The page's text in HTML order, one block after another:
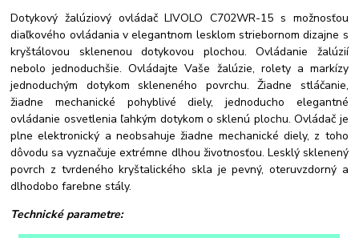
Dotykový žalúziový ovládač LIVOLO C702WR-15 s možnosťou
diaľkového ovládania v elegantnom lesklom striebornom dizajne s
kryštálovou sklenenou dotykovou plochou. Ovládanie žalúzií
nebolo jednoduchšie. Ovládajte Vaše žalúzie, rolety a markízy
jednoduchým dotykom skleneného povrchu. Žiadne stláčanie,
žiadne mechanické pohyblivé diely, jednoducho elegantné
ovládanie osvetlenia ľahkým dotykom o sklenú plochu. Ovládač je
plne elektronický a neobsahuje žiadne mechanické diely, z toho
dôvodu sa vyznačuje extrémne dlhou životnosťou. Lesklý sklenený
povrch z tvrdeného kryštalického skla je pevný, oteruvzdorný a
dlhodobo farebne stály.
Technické parametre: